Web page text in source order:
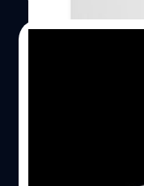
ร้านเกมในอเ
XBoxOne S
เอาเครื่อง PS4 ม